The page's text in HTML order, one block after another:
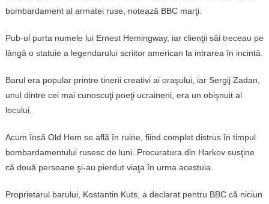
bombardament al armatei ruse, notează BBC marţi.
Pub-ul purta numele lui Ernest Hemingway, iar clienţii săi treceau pe
lângă o statuie a legendarului scriitor american la intrarea în incintă.
Barul era popular printre tinerii creativi ai oraşului, iar Sergij Zadan,
unul dintre cei mai cunoscuţi poeţi ucraineni, era un obişnuit al
locului.
Acum însă Old Hem se află în ruine, fiind complet distrus în timpul
bombardamentului rusesc de luni. Procuratura din Harkov susţine
că două persoane şi-au pierdut viaţa în urma acestuia.
Proprietarul barului, Kostantin Kuts, a declarat pentru BBC că niciun